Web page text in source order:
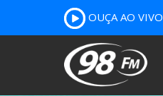
OUÇA AO VIVO